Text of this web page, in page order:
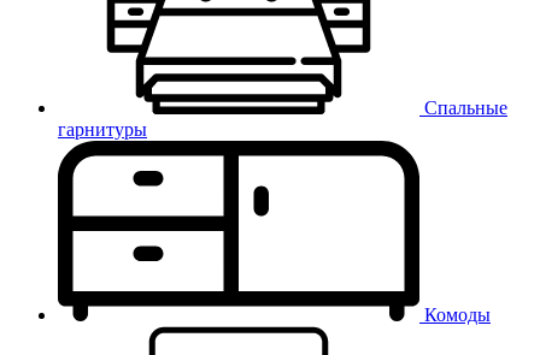
Спальные
гарнитуры
Комоды